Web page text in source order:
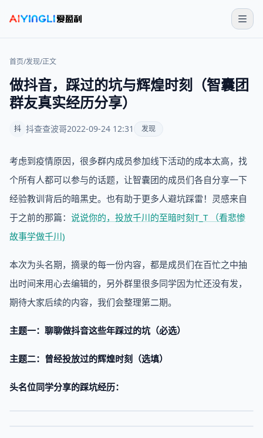
首页/发现/正文
做抖音，踩过的坑与辉煌时刻（智囊团
群友真实经历分享）
抖 抖查查波哥2022-09-24 12:31 发现
考虑到疫情原因，很多群内成员参加线下活动的成本太高，找
个所有人都可以参与的话题，让智囊团的成员们各自分享一下
经验教训背后的暗黑史。也有助于更多人避坑踩雷！灵感来自
于之前的那篇： 说说你的，投放千川的至暗时刻T_T （看悲惨
故事学做千川)
本次为头名期，摘录的每一份内容，都是成员们在百忙之中抽
出时间来用心去编辑的，另外群里很多同学因为忙还没有发，
期待大家后续的内容，我们会整理第二期。
主题一：聊聊做抖音这些年踩过的坑（必选）
主题二：曾经投放过的辉煌时刻（选填）
头名位同学分享的踩坑经历：